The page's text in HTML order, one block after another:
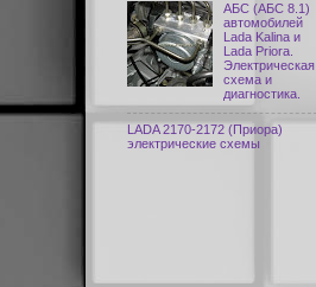
АБС (АБС 8.1)
автомобилей
Lada Kalina и
Lada Priora.
Электрическая
схема и
диагностика.
LADA 2170-2172 (Приора)
электрические схемы